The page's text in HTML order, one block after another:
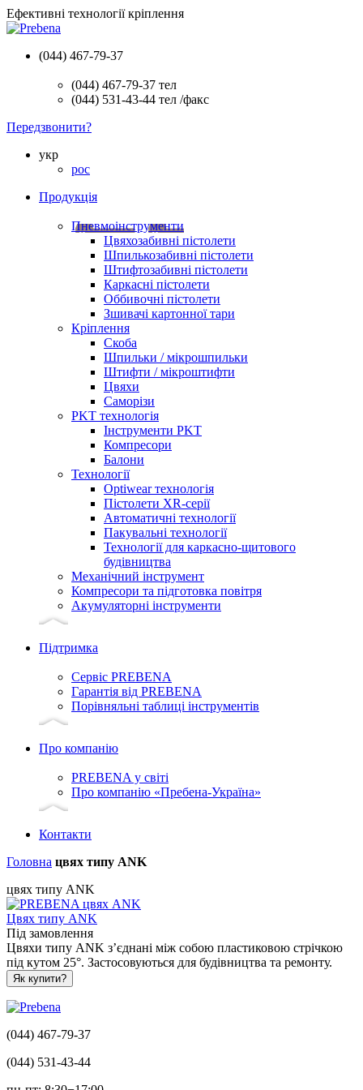
Ефективні технології кріплення
(044) 467-79-37
(044) 467-79-37 тел
(044) 531-43-44 тел /факс
Передзвонити?
укр
рос
Продукція
Пневмоінструменти
Цвяхозабивні пістолети
Шпилькозабивні пістолети
Штифтозабивні пістолети
Каркасні пістолети
Оббивочні пістолети
Зшивачі картонної тари
Кріплення
Скоба
Шпильки / мікрошпильки
Штифти / мікроштифти
Цвяхи
Саморізи
PKT технологія
Інструменти PKT
Компресори
Балони
Технології
Optiwear технологія
Пістолети XR-серії
Автоматичні технології
Пакувальні технології
Технології для каркасно-щитового
будівництва
Механічний інструмент
Компресори та підготовка повітря
Акумуляторні інструменти
Підтримка
Сервіс PREBENA
Гарантія від PREBENA
Порівняльні таблиці інструментів
Про компанію
PREBENA у світі
Про компанію «Пребена-Україна»
Контакти
Головна цвях типу ANK
цвях типу ANK
Цвях типу ANK
Під замовлення
Цвяхи типу ANK з’єднані між собою пластиковою стрічкою
під кутом 25°. Застосовуються для будівництва та ремонту.
Як купити?
(044) 467-79-37
(044) 531-43-44